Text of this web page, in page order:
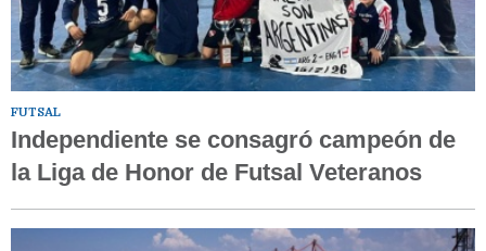
FUTSAL
Independiente se consagró campeón de
la Liga de Honor de Futsal Veteranos